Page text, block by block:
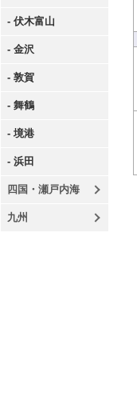
- 伏木富山
- 金沢
- 敦賀
- 舞鶴
- 境港
- 浜田
四国・瀬戸内海
九州